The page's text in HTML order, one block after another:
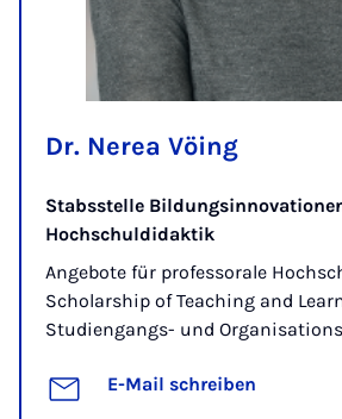
Dr. Nerea Vöing
Stabsstelle
Hochschuldidaktik
Angebote für professorale
Scholarship of Teaching and
Studiengangs- und
E-Mail schreiben